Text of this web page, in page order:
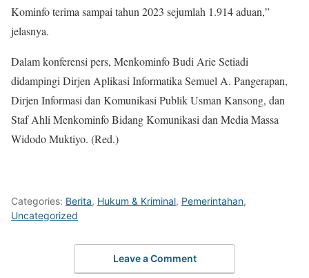
Kominfo terima sampai tahun 2023 sejumlah 1.914 aduan,”
jelasnya.
Dalam konferensi pers, Menkominfo Budi Arie Setiadi
didampingi Dirjen Aplikasi Informatika Semuel A. Pangerapan,
Dirjen Informasi dan Komunikasi Publik Usman Kansong, dan
Staf Ahli Menkominfo Bidang Komunikasi dan Media Massa
Widodo Muktiyo. (Red.)
Categories: Berita, Hukum & Kriminal, Pemerintahan,
Uncategorized
Leave a Comment